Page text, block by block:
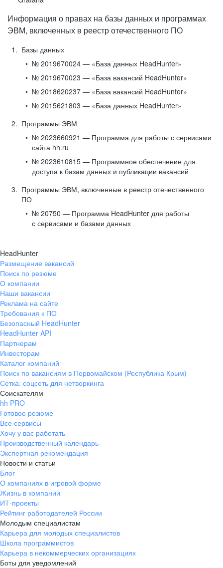
Информация о правах на базы данных и программах
ЭВМ, включенных в реестр отечественного ПО
Базы данных
№ 2019670024 — «База данных HeadHunter»
№ 2019670023 — «База вакансий HeadHunter»
№ 2018620237 — «База вакансий HeadHunter»
№ 2015621803 — «База данных HeadHunter»
Программы ЭВМ
№ 2023660921 — Программа для работы с сервисами
сайта hh.ru
№ 2023610815 — Программное обеспечение для
доступа к базам данных и публикации вакансий
Программы ЭВМ, включенные в реестр отечественного
ПО
№ 20750 — Программа HeadHunter для работы
с сервисами и базами данных
HeadHunter
Размещение вакансий
Поиск по резюме
О компании
Наши вакансии
Реклама на сайте
Требования к ПО
Безопасный HeadHunter
HeadHunter API
Партнерам
Инвесторам
Каталог компаний
Поиск по вакансиям в Первомайском (Республика Крым)
Сетка: соцсеть для нетворкинга
Соискателям
hh PRO
Готовое резюме
Все сервисы
Хочу у вас работать
Производственный календарь
Экспертная рекомендация
Новости и статьи
Блог
О компаниях в игровой форме
Жизнь в компании
ИТ-проекты
Рейтинг работодателей России
Молодым специалистам
Карьера для молодых специалистов
Школа программистов
Карьера в некоммерческих организациях
Боты для уведомлений